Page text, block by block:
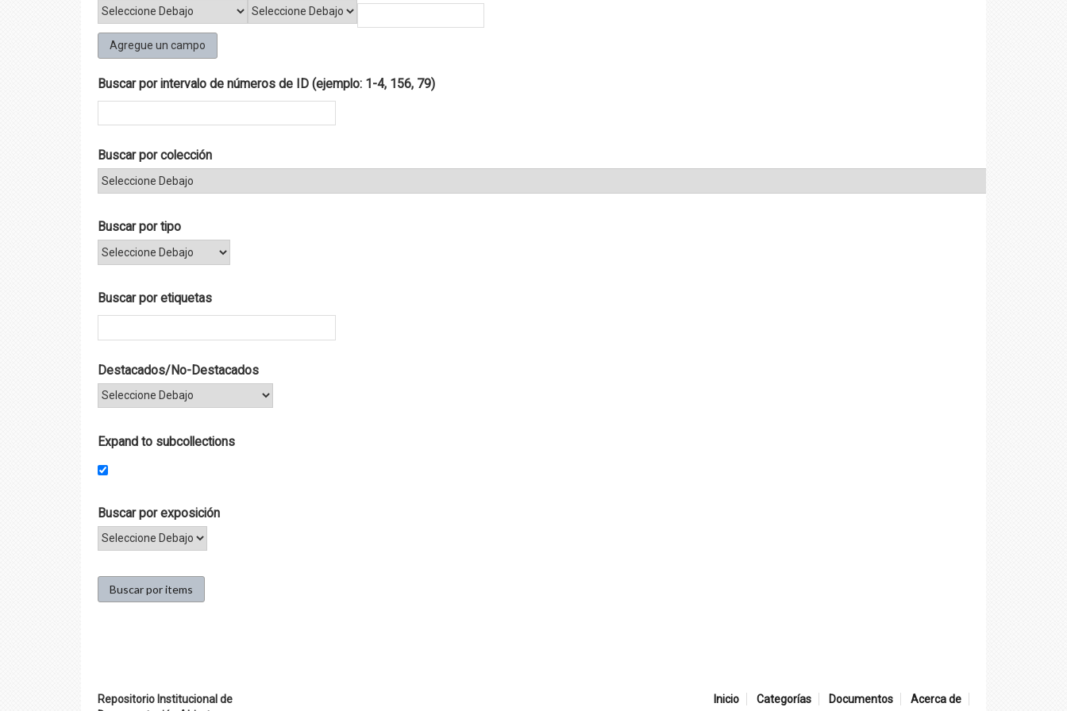
Agregue un campo
Buscar por intervalo de números de ID (ejemplo: 1-4, 156, 79)
Buscar por colección
Buscar por tipo
Buscar por etiquetas
Destacados/No-Destacados
Expand to subcollections
Buscar por exposición
Inicio Categorías Documentos Acerca de
Repositorio Institucional de